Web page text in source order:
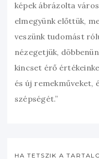
képek ábrázolta
elmegyünk előttük,
veszünk tudomást
nézegetjük,
kincset érő
és új remekműveket,
szépségét.”
HA TETSZIK A